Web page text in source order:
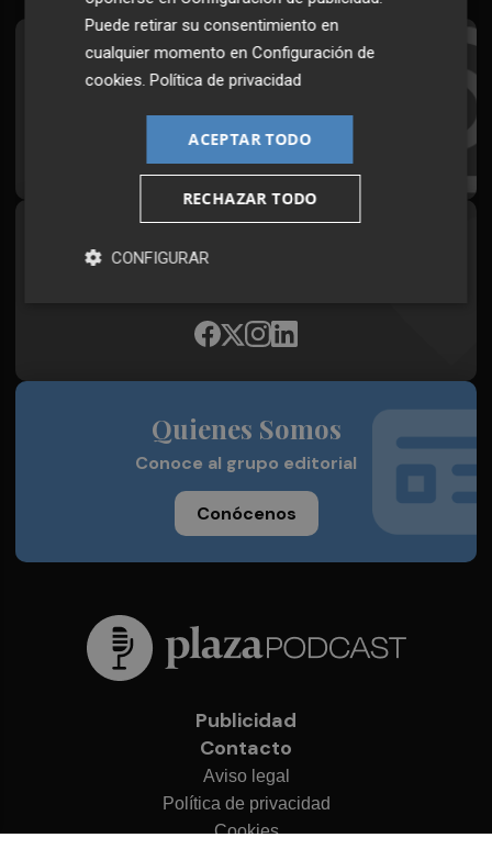
Suscríbete al Boletín
¡Quiero suscribirme!
Síguenos en redes
Quienes Somos
Conoce al grupo editorial
Conócenos
Publicidad
Contacto
Aviso legal
Política de privacidad
Cookies
Puede retirar su consentimiento en
cualquier momento enConfiguración de
cookies.Política de privacidad
ACEPTAR TODO
RECHAZAR TODO
CONFIGURAR